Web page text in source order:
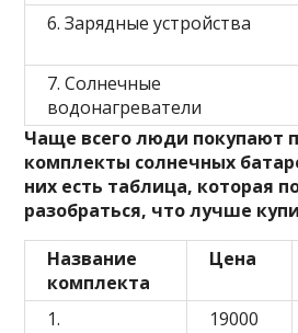
6. Зарядные устройства
7. Солнечные
водонагреватели
Чаще всего люди покупают
комплекты солнечных
них есть таблица, которая
разобраться, что лучше
Название
комплекта
Цена
1.
19000